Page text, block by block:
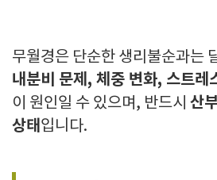
무월경은 단순한 생리불순과는
내분비 문제, 체중 변화, 스트레
이 원인일 수 있으며, 반드시 산
상태 입니다.